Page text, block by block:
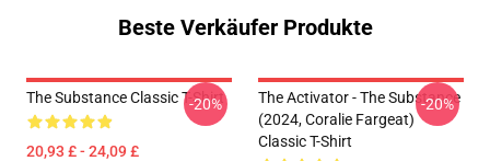
Beste Verkäufer Produkte
The Substance Classic T-Shirt
20,93 £ - 24,09 £
-20%
The Activator - The Substance
(2024, Coralie Fargeat)
Classic T-Shirt
-20%